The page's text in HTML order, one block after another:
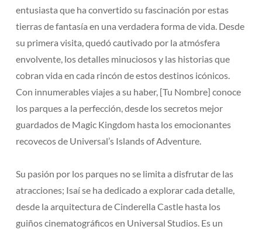
entusiasta que ha convertido su fascinación por estas
tierras de fantasía en una verdadera forma de vida. Desde
su primera visita, quedó cautivado por la atmósfera
envolvente, los detalles minuciosos y las historias que
cobran vida en cada rincón de estos destinos icónicos.
Con innumerables viajes a su haber, [Tu Nombre] conoce
los parques a la perfección, desde los secretos mejor
guardados de Magic Kingdom hasta los emocionantes
recovecos de Universal’s Islands of Adventure.
Su pasión por los parques no se limita a disfrutar de las
atracciones; Isaí se ha dedicado a explorar cada detalle,
desde la arquitectura de Cinderella Castle hasta los
guiños cinematográficos en Universal Studios. Es un